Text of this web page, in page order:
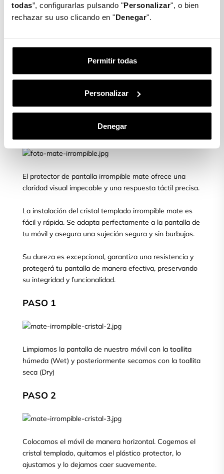
todas”, configurarlas pulsando "Personalizar", o bien
rechazar su uso clicando en "Denegar".
Permitir todas
Personalizar
Denegar
cristal templado irrompible mate ofrece una resistencia
extrema, superando con creces a los protectores de
alta resistencia, este protector de pantalla ofrece una
defensa sin igual contra golpes, caídas y roturas.
absorber y dispersar la energía de impacto, evitando
que se transmita a la pantalla y minimizando el riesgo
El protector de pantalla irrompible mate ofrece una
claridad visual impecable y una respuesta táctil precisa.
La instalación del cristal templado irrompible mate es
fácil y rápida. Se adapta perfectamente a la pantalla de
tu móvil y asegura una sujeción segura y sin burbujas.
Su dureza es excepcional, garantiza una resistencia y
protegerá tu pantalla de manera efectiva, preservando
su integridad y funcionalidad.
PASO 1
Limpiamos la pantalla de nuestro móvil con la toallita
húmeda (Wet) y posteriormente secamos con la toallita
seca (Dry)
PASO 2
Colocamos el móvil de manera horizontal. Cogemos el
cristal templado, quitamos el plástico protector, lo
ajustamos y lo dejamos caer suavemente.